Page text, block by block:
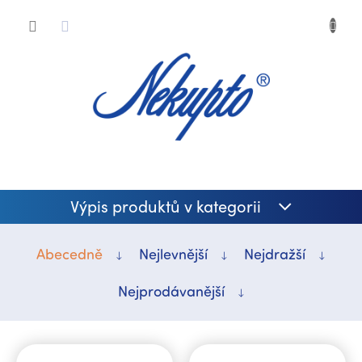
Výpis produktů v kategorii
Abecedně Nejlevnější
Nejdražší
Nejprodávanější